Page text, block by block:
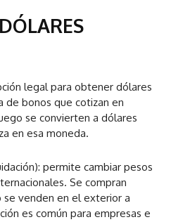
legal para obtener dólares
de bonos que cotizan en
se convierten a dólares
en esa moneda.
permite cambiar pesos
Se compran
venden en el exterior a
es común para empresas e